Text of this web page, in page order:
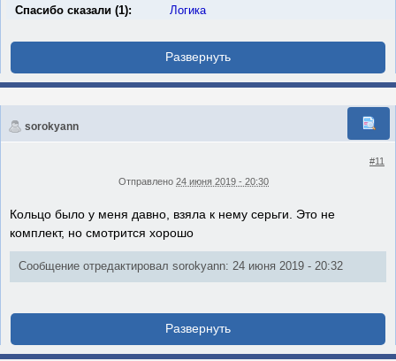
Спасибо сказали (1): Логика
sorokyann
#11
Отправлено 24 июня 2019 - 20:30
Кольцо было у меня давно, взяла к нему серьги. Это не
комплект, но смотрится хорошо
Сообщение отредактировал sorokyann: 24 июня 2019 - 20:32